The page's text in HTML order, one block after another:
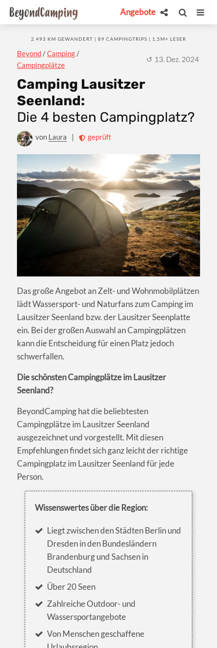
Angebote
Beyond /Camping /
Campingplätze
2.493 KM GEWANDERT | 89 CAMPINGTRIPS | 1,5M+ LESER
13. Dez. 2024
Camping Lausitzer
Seenland:
Die 4 besten Campingplatz?
von Laura geprüft
Das große Angebot an Zelt- und Wohnmobilplätzen
lädt Wassersport- und Naturfans zum Camping im
Lausitzer Seenland bzw. der Lausitzer Seenplatte
ein. Bei der großen Auswahl an Campingplätzen
kann die Entscheidung für einen Platz jedoch
schwerfallen.
Die schönsten Campingplätze im Lausitzer
Seenland?
BeyondCamping hat die beliebtesten
Campingplätze im Lausitzer Seenland
ausgezeichnet und vorgestellt. Mit diesen
Empfehlungen findet sich ganz leicht der richtige
Campingplatz im Lausitzer Seenland für jede
Person.
Wissenswertes über die Region:
Liegt zwischen den Städten Berlin und
Dresden in den Bundesländern
Brandenburg und Sachsen in
Deutschland
Über 20 Seen
Zahlreiche Outdoor- und
Wassersportangebote
Von Menschen geschaffene